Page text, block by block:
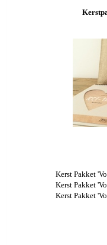
Kerst Pakket
Kerst Pakket
Kerst Pakket